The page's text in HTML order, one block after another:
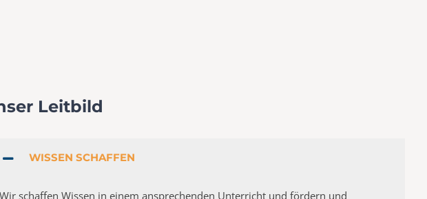
Leitbild
WISSEN SCHAFFEN
Wir schaffen Wissen in einem ansprechenden Unterricht und fördern und